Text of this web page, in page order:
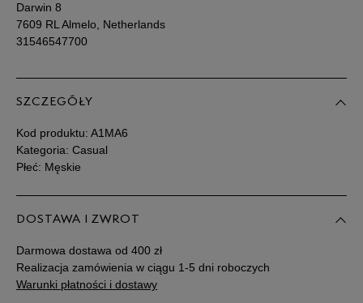
46
Podane w centymetrach wymiary dotyczą długości stopy.
Darwin 8
7609 RL Almelo, Netherlands
31546547700
SZCZEGÓŁY
Kod produktu: A1MA6
Kategoria: Casual
Płeć: Męskie
DOSTAWA I ZWROT
Darmowa dostawa od 400 zł
Realizacja zamówienia w ciągu 1-5 dni roboczych
Warunki płatności i dostawy